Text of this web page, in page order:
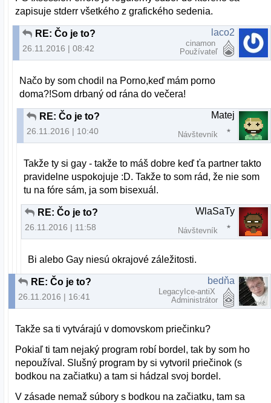
zapisuje stderr všetkého z grafického sedenia.
RE: Čo je to?
26.11.2016 | 08:42
laco2
cinamon
Používateľ
Načo by som chodil na Porno,keď mám porno
doma?!Som drbaný od rána do večera!
RE: Čo je to?
26.11.2016 | 10:40
Matej
Návštevník
Takže ty si gay - takže to máš dobre keď ťa partner takto
pravidelne uspokojuje :D. Takže to som rád, že nie som
tu na fóre sám, ja som bisexuál.
RE: Čo je to?
26.11.2016 | 11:58
WlaSaTy
Návštevník
Bi alebo Gay niesú okrajové záležitosti.
RE: Čo je to?
26.11.2016 | 16:41
bedňa
LegacyIce-antiX
Administrátor
Takže sa ti vytvárajú v domovskom priečinku?
Pokiaľ ti tam nejaký program robí bordel, tak by som ho
nepoužíval. Slušný program by si vytvoril priečinok (s
bodkou na začiatku) a tam si hádzal svoj bordel.
V zásade nemaž súbory s bodkou na začiatku, tam sa